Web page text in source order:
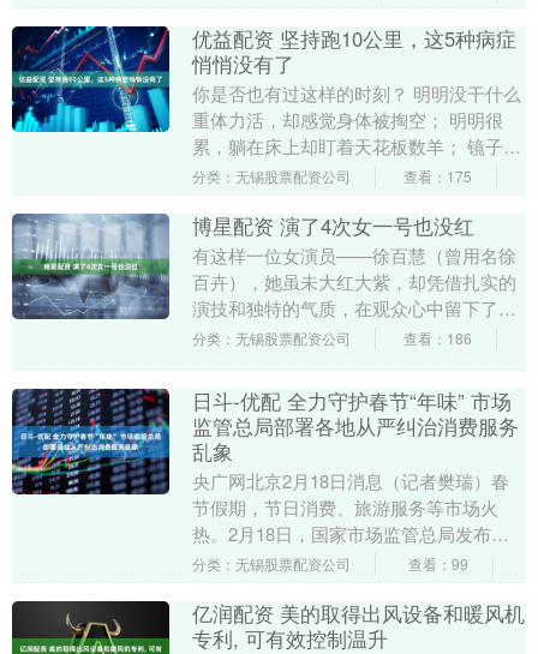
优益配资 坚持跑10公里，这5种病症
悄悄没有了
你是否也有过这样的时刻？ 明明没干什么
重体力活，却感觉身体被掏空； 明明很
累，躺在床上却盯着天花板数羊； 镜子里
的自己，脸色灰暗，眼神无光，肚子上的
分类：无锡股票配资公司 查看：175
博星配资 演了4次女一号也没红
有这样一位女演员——徐百慧（曾用名徐
百卉），她虽未大红大紫，却凭借扎实的
演技和独特的气质，在观众心中留下了深
刻的印记。 徐百慧的美，并非那种让人一
分类：无锡股票配资公司 查看：186
日斗-优配 全力守护春节“年味” 市场
监管总局部署各地从严纠治消费服务
乱象
央广网北京2月18日消息（记者樊瑞）春
节假期，节日消费、旅游服务等市场火
热。2月18日，国家市场监管总局发布消
息表示，为维护春节期间市场价格秩序稳
分类：无锡股票配资公司 查看：99
亿润配资 美的取得出风设备和暖风机
专利, 可有效控制温升